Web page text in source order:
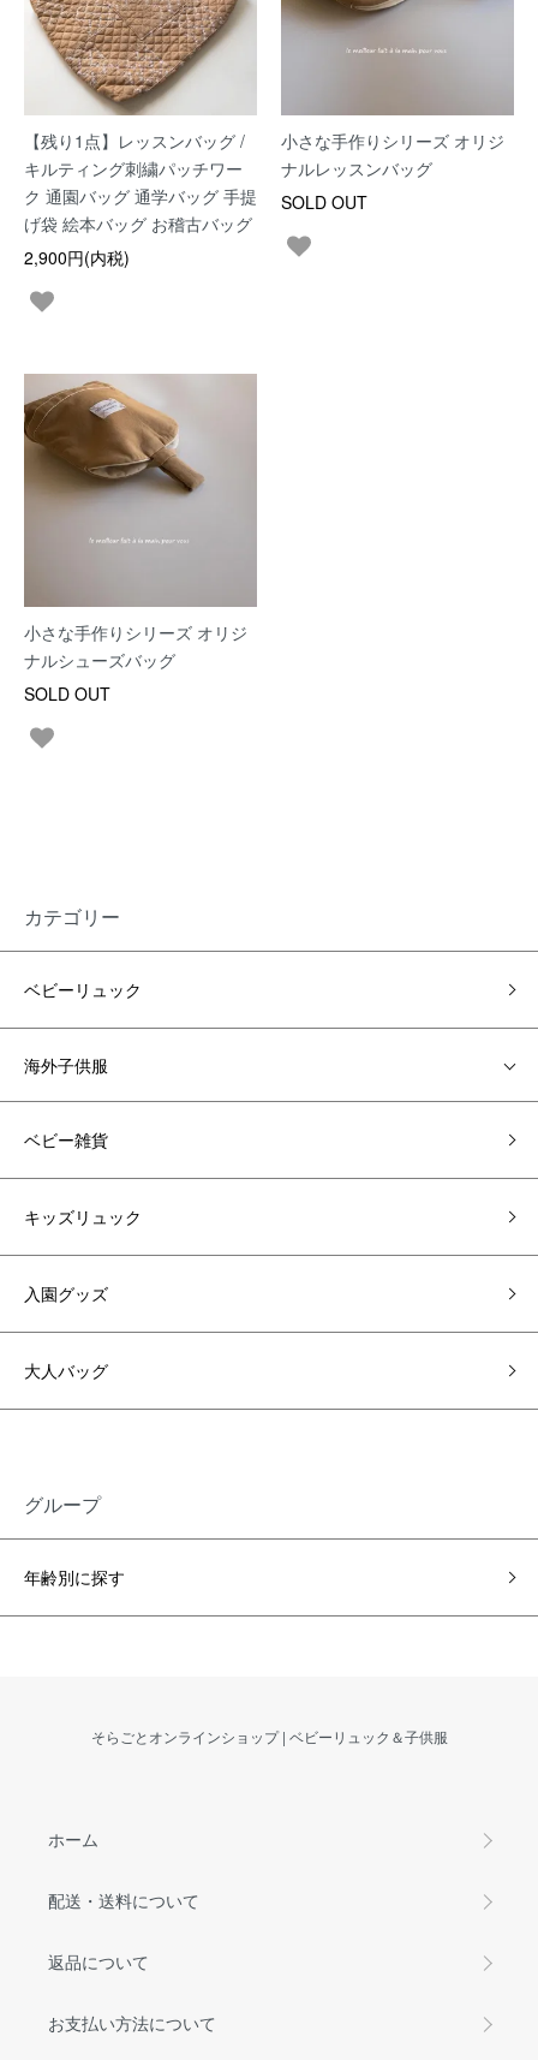
【残り1点】レッスンバッグ /
キルティング刺繍パッチワー
ク 通園バッグ 通学バッグ 手提
げ袋 絵本バッグ お稽古バッグ
2,900円(内税)
小さな手作りシリーズ オリジ
ナルレッスンバッグ
SOLD OUT
小さな手作りシリーズ オリジ
ナルシューズバッグ
SOLD OUT
カテゴリー
ベビーリュック
海外子供服
ベビー雑貨
キッズリュック
入園グッズ
大人バッグ
グループ
年齢別に探す
そらごとオンラインショップ | ベビーリュック＆子供服
ホーム
配送・送料について
返品について
お支払い方法について